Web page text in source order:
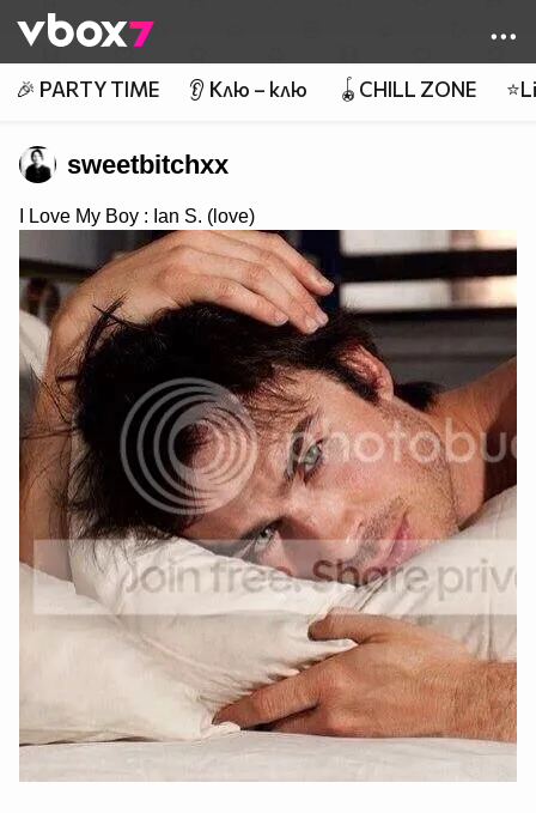
👾
🎉 PARTY TIME 👂 Клю – клю 🪀CHILL ZONE
sweetbitchxx
I Love My Boy : Ian S. (love)